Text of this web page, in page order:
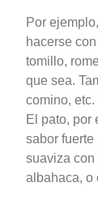
Por
hacerse
tomillo,
que sea.
comino,
El pato, por
sabor fuerte
suaviza
albahaca, o